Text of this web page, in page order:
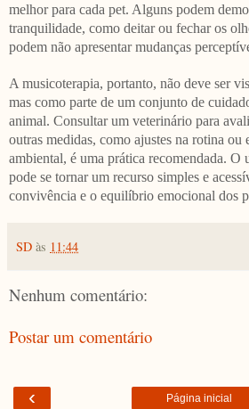
melhor para cada pet. Alguns podem
tranquilidade, como deitar ou fechar os
podem não apresentar mudanças
A musicoterapia, portanto, não deve ser
mas como parte de um conjunto de
animal. Consultar um veterinário para
outras medidas, como ajustes na rotina ou
ambiental, é uma prática recomendada. O
pode se tornar um recurso simples e
convivência e o equilíbrio emocional dos
SD às 11:44
Nenhum comentário:
Postar um comentário
‹ Página inicial